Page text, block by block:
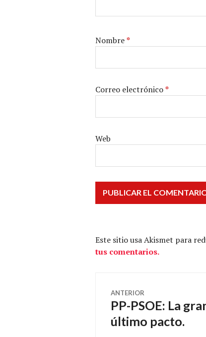
Nombre*
Correo electrónico*
Web
Este sitio usa Akismet para
tus comentarios.
Navegación
de
ANTERIOR
Entrada
anterior:
PP-PSOE: La
último pacto.